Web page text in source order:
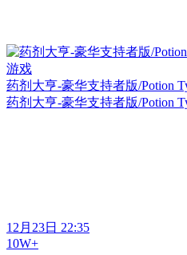
药剂大亨-豪华支持者版/Potion
药剂大亨-豪华支持者版/Potion
12月23日 22:35
10W+